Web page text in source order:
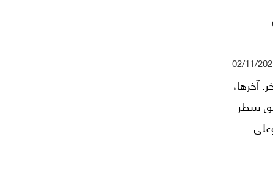
02/11/
آخرها،
تنتظر